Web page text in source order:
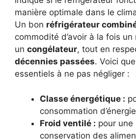
manière optimale dans le
Un bon réfrigérateur
commodité d’avoir à la fois
un congélateur, tout en
décennies passées. Voici
essentiels à ne pas négliger :
Classe énergétique :
consommation
Froid ventilé : pour une
conservation des